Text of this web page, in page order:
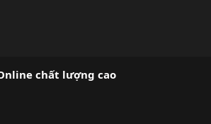
chất lượng cao